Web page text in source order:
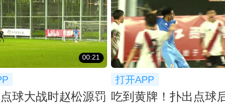
00:21
球大战时赵松源罚
打开APP
吃到黄牌！扑出点球